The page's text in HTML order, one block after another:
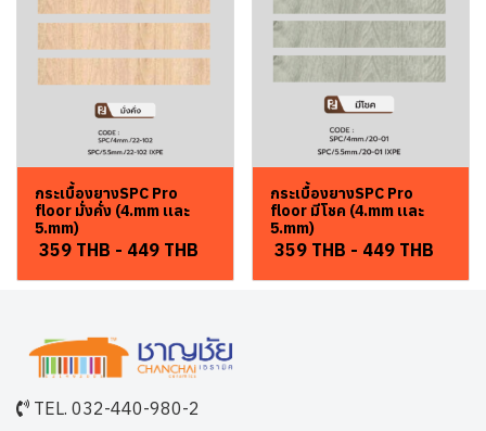
กระเบื้องยางSPC Pro
floor มั่งคั่ง (4.mm เเละ
5.mm)
359 THB - 449 THB
กระเบื้องยางSPC Pro
floor มีโชค (4.mm เเละ
5.mm)
359 THB - 449 THB
TEL. 032-440-980-2